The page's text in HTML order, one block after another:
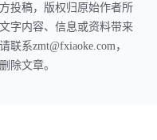
投稿，版权归原始作者所
字内容、信息或资料带来
系zmt@fxiaoke.com，
除文章。